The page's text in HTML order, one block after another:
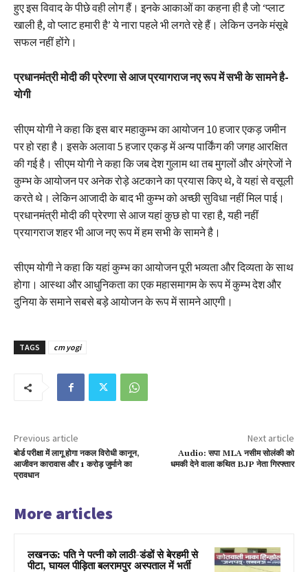
हुए इस विवाद के पीछे वही लोग हैं। इनके आकाओं का कहना ही है जो ‘प्लाट
खाली है, वो प्लाट हमारी है’ ये नारा पहले भी लगते रहे हैं। लेकिन उनके मंसूबे
सफल नहीं होंगे।
प्रधानमंत्री मोदी की प्रेरणा से आज प्रयागराज नए रूप में सभी के सामने है-
योगी
सीएम योगी ने कहा कि इस बार महाकुम्भ का आयोजन 10 हजार एकड़ जमीन
पर हो रहा है। इसके अलावा 5 हजार एकड़ में अन्य पार्किंग की जगह आरक्षित
की गई है। सीएम योगी ने कहा कि जब देश गुलाम था तब मुगलों और अंग्रेजों ने
कुम्भ के आयोजन पर अनेक रोड़े अटकाने का प्रयास किए थे, वे यहां से वसूली
करते थे। लेकिन आजादी के बाद भी कुम्भ को अच्छी सुविधा नहीं मिल पाई।
प्रधानमंत्री मोदी की प्रेरणा से आज यहां कुछ हो पा रहा है, यही नहीं
प्रयागराज शहर भी आज नए रूप में हम सभी के सामने है।
सीएम योगी ने कहा कि यहां कुम्भ का आयोजन पूरी भव्यता और दिव्यता के साथ
होगा। आस्था और आधुनिकता का एक महासमागम के रूप में कुम्भ देश और
दुनिया के समाने सबसे बड़े आयोजन के रूप में सामने आएगी।
TAGS cm yogi
Previous article
बोर्ड परीक्षा में लागू होगा नकल विरोधी कानून,
आजीवन कारावास और 1 करोड़ जुर्माने का
प्रावधान
Next article
Audio: सपा MLA नसीम सोलंकी को
धमकी देने वाला कथित BJP नेता गिरफ्तार
More articles
लखनऊ: पति ने पत्नी को लाठी-डंडों से बेरहमी से
पीटा, घायल पीड़िता बलरामपुर अस्पताल में भर्ती